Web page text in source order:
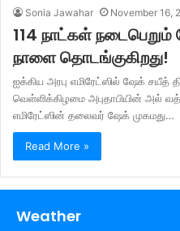
Sonia Jawahar November 16,
114 நாட்கள் நடைபெறும்
நாளை தொடங்குகிறது!
ஐக்கிய அரபு எமிரேட்ஸில் ஷேக் சயீத்
வெள்ளிக்கிழமை அபுதாபியின் அல்
எமிரேட்ஸின் தலைவர் ஷேக் முகமது…
Read More »
Weather